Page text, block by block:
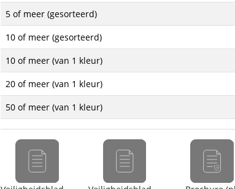
5 of meer (gesorteerd)
10 of meer (gesorteerd)
10 of meer (van 1 kleur)
20 of meer (van 1 kleur)
50 of meer (van 1 kleur)